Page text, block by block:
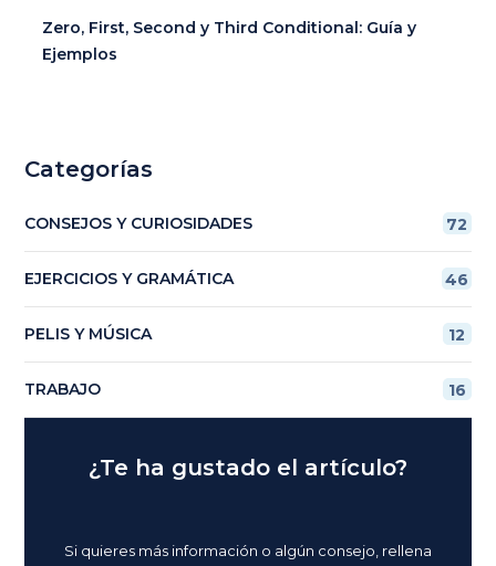
Zero, First, Second y Third Conditional: Guía y
Ejemplos
Categorías
CONSEJOS Y CURIOSIDADES 72
EJERCICIOS Y GRAMÁTICA 46
PELIS Y MÚSICA 12
TRABAJO 16
¿Te ha gustado el artículo?
Si quieres más información o algún consejo, rellena